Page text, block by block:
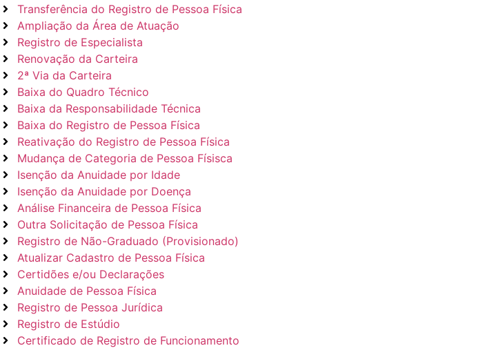
Transferência do Registro de Pessoa Física
Ampliação da Área de Atuação
Registro de Especialista
Renovação da Carteira
2ª Via da Carteira
Baixa do Quadro Técnico
Baixa da Responsabilidade Técnica
Baixa do Registro de Pessoa Física
Reativação do Registro de Pessoa Física
Mudança de Categoria de Pessoa Físisca
Isenção da Anuidade por Idade
Isenção da Anuidade por Doença
Análise Financeira de Pessoa Física
Outra Solicitação de Pessoa Física
Registro de Não-Graduado (Provisionado)
Atualizar Cadastro de Pessoa Física
Certidões e/ou Declarações
Anuidade de Pessoa Física
Registro de Pessoa Jurídica
Registro de Estúdio
Certificado de Registro de Funcionamento